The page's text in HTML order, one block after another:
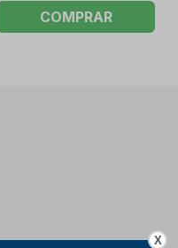
COMPRAR
X